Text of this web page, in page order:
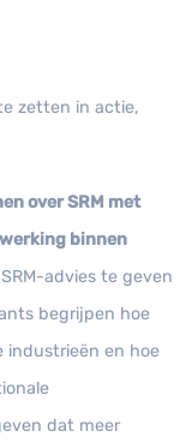
zetten in actie,
over SRM met
binnen
advies te geven
begrijpen hoe
industrieën en hoe
dat meer